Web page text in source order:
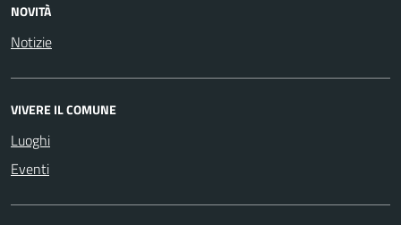
NOVITÀ
Notizie
VIVERE IL COMUNE
Luoghi
Eventi